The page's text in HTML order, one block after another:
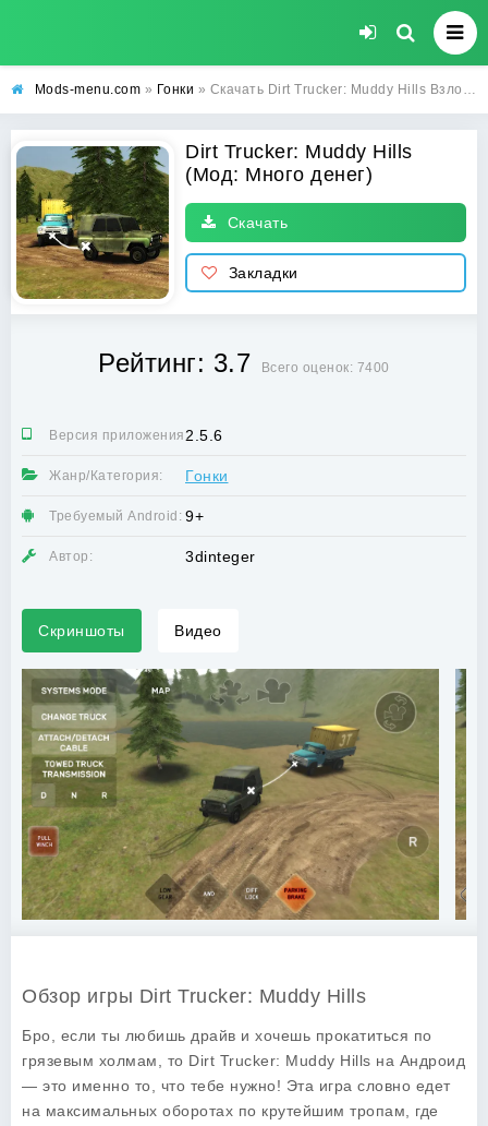
Mods-menu.com » Гонки » Скачать Dirt Trucker: Muddy Hills Взлом (Много денег) на Андроид бесплатно
Dirt Trucker: Muddy Hills
(Мод: Много денег)
Скачать
Закладки
Рейтинг: 3.7 Всего оценок: 7400
Версия приложения:2.5.6
Жанр/Категория: Гонки
Требуемый Android: 9+
Автор: 3dinteger
Скриншоты Видео
Обзор игры Dirt Trucker: Muddy Hills
Бро, если ты любишь драйв и хочешь прокатиться по
грязевым холмам, то Dirt Trucker: Muddy Hills на Андроид
— это именно то, что тебе нужно! Эта игра словно едет
на максимальных оборотах по крутейшим тропам, где